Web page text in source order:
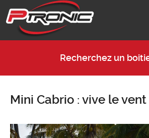
Recherchez un
Mini Cabrio : vive le vent